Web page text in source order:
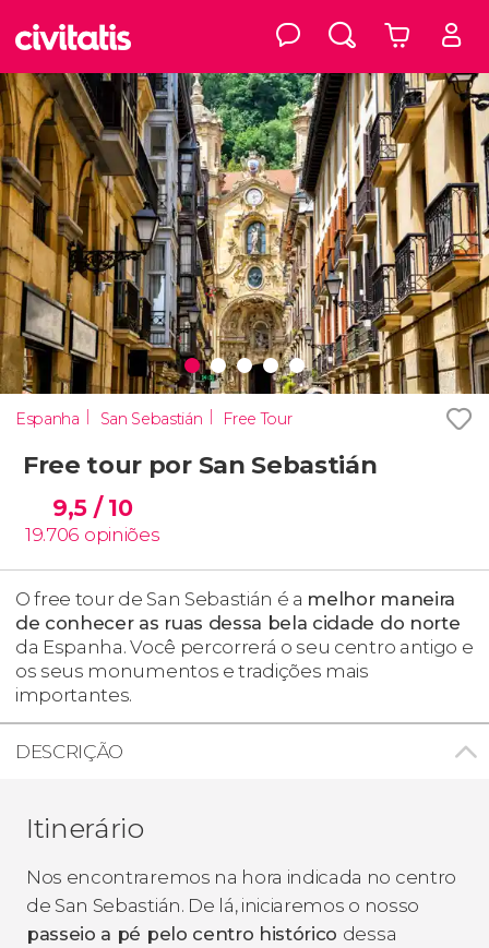
Espanha San Sebastián Free Tour
Free tour por San Sebastián
9,5 / 10
19.706 opiniões
O free tour de San Sebastián é a melhor maneira
de conhecer as ruas dessa bela cidade do norte
da Espanha. Você percorrerá o seu centro antigo e
os seus monumentos e tradições mais
importantes.
DESCRIÇÃO
Itinerário
Nos encontraremos na hora indicada no centro
de San Sebastián. De lá, iniciaremos o nosso
passeio a pé pelo centro histórico dessa